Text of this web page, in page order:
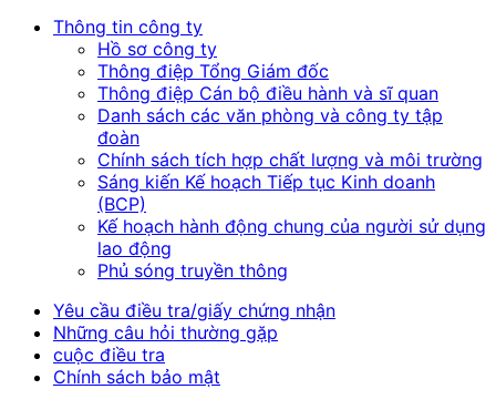
Thông tin công ty
Hồ sơ công ty
Thông điệp Tổng Giám đốc
Thông điệp Cán bộ điều hành và sĩ quan
Danh sách các văn phòng và công ty tập
đoàn
Chính sách tích hợp chất lượng và môi trường
Sáng kiến Kế hoạch Tiếp tục Kinh doanh
(BCP)
Kế hoạch hành động chung của người sử dụng
lao động
Phủ sóng truyền thông
Yêu cầu điều tra/giấy chứng nhận
Những câu hỏi thường gặp
cuộc điều tra
Chính sách bảo mật